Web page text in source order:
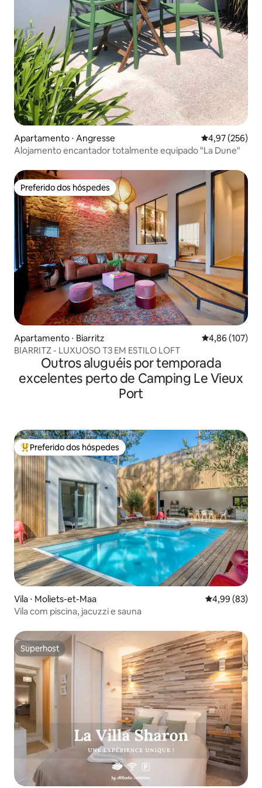
Apartamento ⋅ Angresse 4,97 de uma
4,97 (256)
Alojamento encantador totalmente equipado "La Dune"
Preferido dos hóspedes
Preferido dos hóspedes
Apartamento ⋅ Biarritz 4,86 de uma
4,86 (107)
BIARRITZ - LUXUOSO T3 EM ESTILO LOFT
Outros aluguéis por temporada
excelentes perto de Camping Le Vieux
Port
Entre os melhores preferidos dos hóspedes
Preferido dos hóspedes
Vila ⋅ Moliets-et-Maa 4,99 de uma
4,99 (83)
Vila com piscina, jacuzzi e sauna
Superhost
Superhost